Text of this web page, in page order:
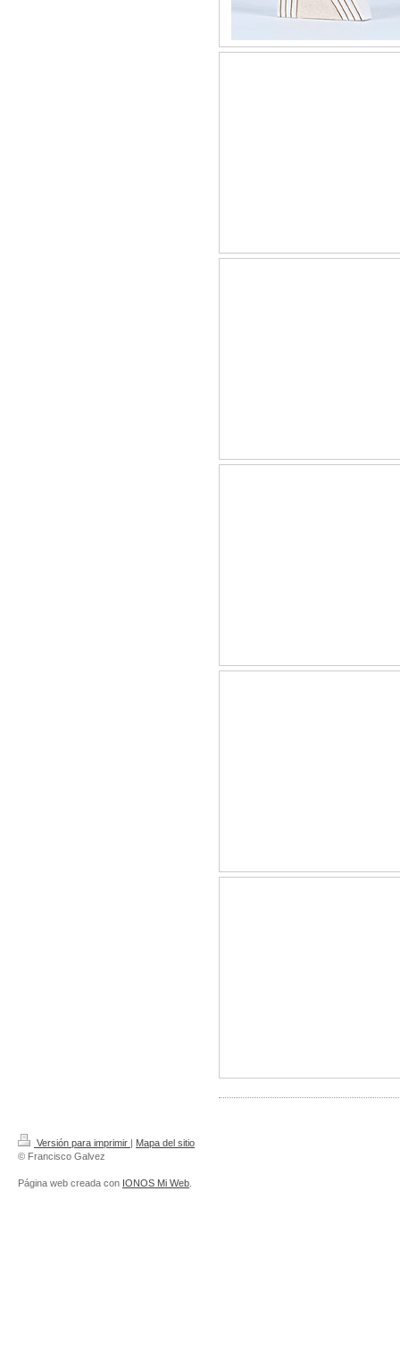
Versión para imprimir | Mapa del sitio
© Francisco Galvez
Página web creada con IONOS Mi Web